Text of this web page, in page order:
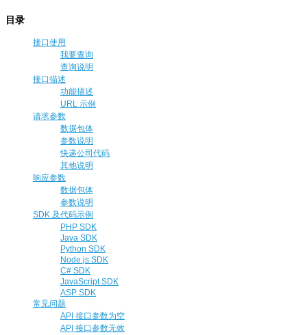
目录
接口使用
我要查询
查询说明
接口描述
功能描述
URL 示例
请求参数
数据包体
参数说明
快递公司代码
其他说明
响应参数
数据包体
参数说明
SDK 及代码示例
PHP SDK
Java SDK
Python SDK
Node.js SDK
C# SDK
JavaScript SDK
ASP SDK
常见问题
API 接口参数为空
API 接口参数无效